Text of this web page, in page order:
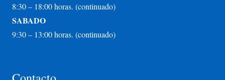
8:30 – 18:00 horas. (continuado)
SABADO
9:30 – 13:00 horas. (continuado)